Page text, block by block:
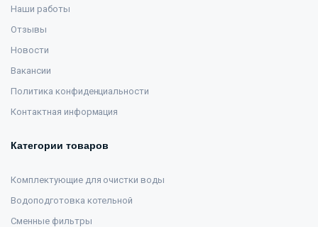
Наши работы
Отзывы
Новости
Вакансии
Политика конфиденциальности
Контактная информация
Категории товаров
Комплектующие для очистки воды
Водоподготовка котельной
Сменные фильтры